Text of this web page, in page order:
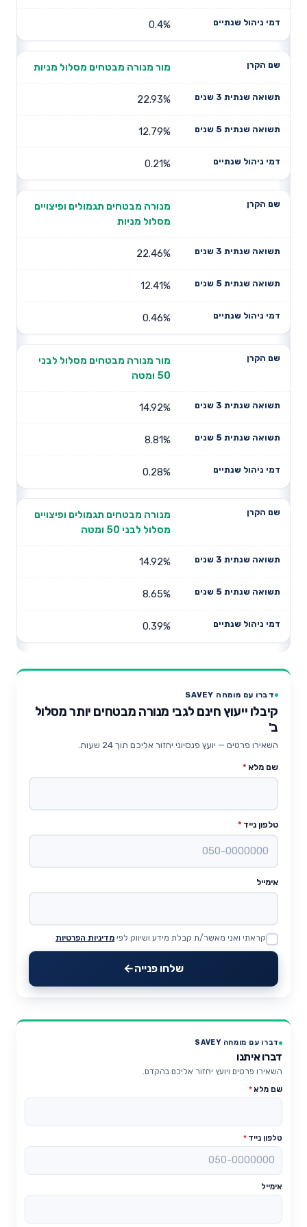
0.4%
מור מנורה מבטחים מסלול מניות
22.93%
12.79%
0.21%
מנורה מבטחים תגמולים ופיצויים
מסלול מניות
22.46%
12.41%
0.46%
מור מנורה מבטחים מסלול לבני
50 ומטה
14.92%
8.81%
0.28%
מנורה מבטחים תגמולים ופיצויים
מסלול לבני 50 ומטה
14.92%
8.65%
0.39%
דברו עם מומחה SAVEY
קיבלו ייעוץ חינם לגבי מנורה מבטחים יותר מסלול
ב'
השאירו פרטים — יועץ פנסיוני יחזור אליכם תוך 24 שעות.
שם מלא *
טלפון נייד *
אימייל
Website
קראתי ואני מאשר/ת קבלת מידע ושיווק לפי מדיניות הפרטיות
שלחו פנייה
דברו עם מומחה SAVEY
דברו איתנו
השאירו פרטים ויועץ יחזור אליכם בהקדם.
שם מלא*
טלפון נייד *
אימייל